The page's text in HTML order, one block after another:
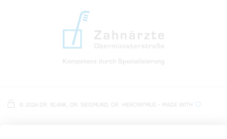
info@zahnaerzte-in-regensburg.de
© 2026 DR. BLANK, DR. SIEGMUND, DR. HIERONYMUS - MADE WITH